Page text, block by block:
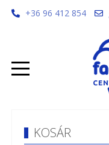
+36 96 412 854
KOSÁR